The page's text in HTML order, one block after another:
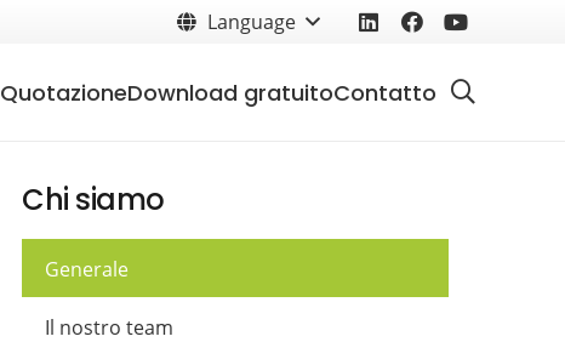
Language
QuotazioneDownload gratuitoContatto
Chi siamo
Generale
Il nostro team